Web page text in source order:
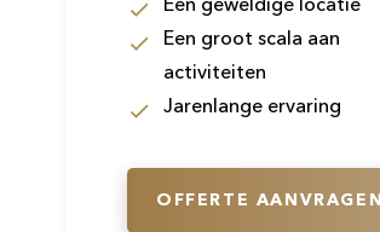
Een geweldige locatie
Een groot scala aan
activiteiten
Jarenlange ervaring
OFFERTE AANVRAGEN